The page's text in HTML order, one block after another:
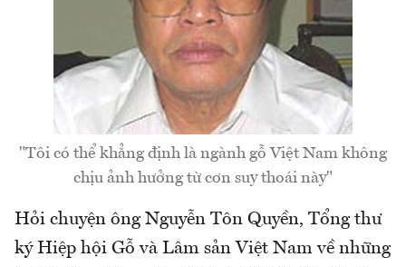
"Tôi có thể khẳng định là ngành gỗ Việt Nam không
chịu ảnh hưởng từ cơn suy thoái này"
Hỏi chuyện ông Nguyễn Tôn Quyền, Tổng thư
ký Hiệp hội Gỗ và Lâm sản Việt Nam về những